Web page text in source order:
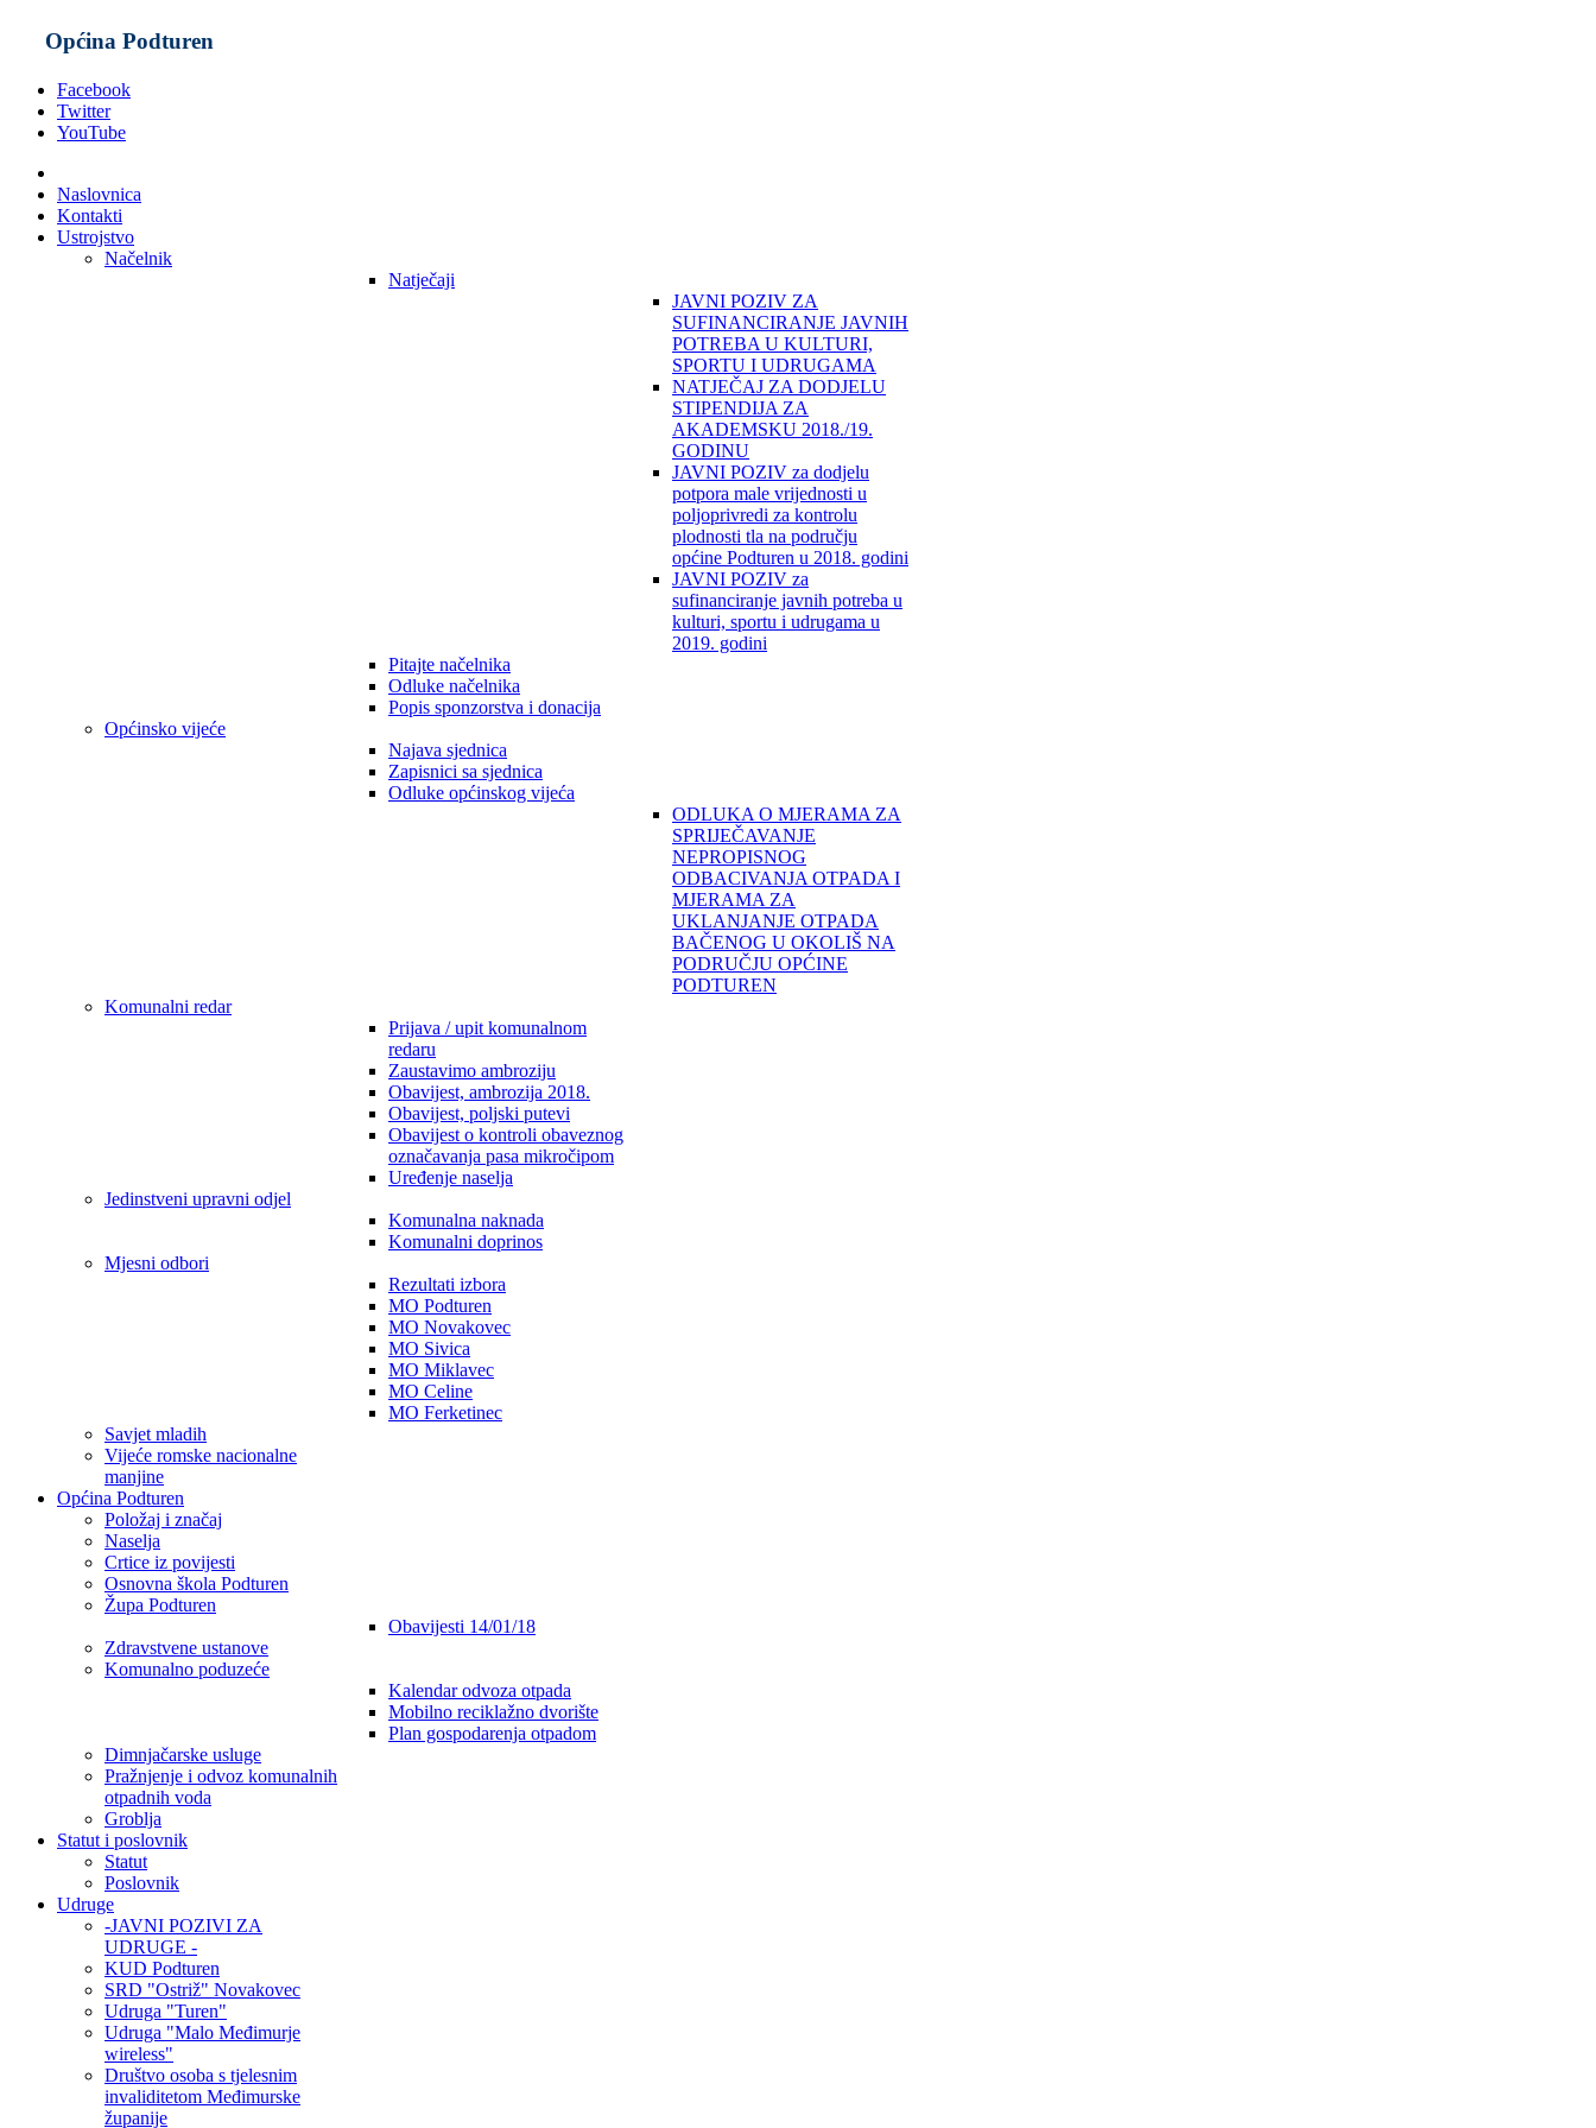
Općina Podturen
Facebook
Twitter
YouTube
Naslovnica
Kontakti
Ustrojstvo
Načelnik
Natječaji
JAVNI POZIV ZA
SUFINANCIRANJE JAVNIH
POTREBA U KULTURI,
SPORTU I UDRUGAMA
NATJEČAJ ZA DODJELU
STIPENDIJA ZA
AKADEMSKU 2018./19.
GODINU
JAVNI POZIV za dodjelu
potpora male vrijednosti u
poljoprivredi za kontrolu
plodnosti tla na području
općine Podturen u 2018. godini
JAVNI POZIV za
sufinanciranje javnih potreba u
kulturi, sportu i udrugama u
2019. godini
Pitajte načelnika
Odluke načelnika
Popis sponzorstva i donacija
Općinsko vijeće
Najava sjednica
Zapisnici sa sjednica
Odluke općinskog vijeća
ODLUKA O MJERAMA ZA
SPRIJEČAVANJE
NEPROPISNOG
ODBACIVANJA OTPADA I
MJERAMA ZA
UKLANJANJE OTPADA
BAČENOG U OKOLIŠ NA
PODRUČJU OPĆINE
PODTUREN
Komunalni redar
Prijava / upit komunalnom
redaru
Zaustavimo ambroziju
Obavijest, ambrozija 2018.
Obavijest, poljski putevi
Obavijest o kontroli obaveznog
označavanja pasa mikročipom
Uređenje naselja
Jedinstveni upravni odjel
Komunalna naknada
Komunalni doprinos
Mjesni odbori
Rezultati izbora
MO Podturen
MO Novakovec
MO Sivica
MO Miklavec
MO Celine
MO Ferketinec
Savjet mladih
Vijeće romske nacionalne
manjine
Općina Podturen
Položaj i značaj
Naselja
Crtice iz povijesti
Osnovna škola Podturen
Župa Podturen
Obavijesti 14/01/18
Zdravstvene ustanove
Komunalno poduzeće
Kalendar odvoza otpada
Mobilno reciklažno dvorište
Plan gospodarenja otpadom
Dimnjačarske usluge
Pražnjenje i odvoz komunalnih
otpadnih voda
Groblja
Statut i poslovnik
Statut
Poslovnik
Udruge
-JAVNI POZIVI ZA
UDRUGE -
KUD Podturen
SRD "Ostriž" Novakovec
Udruga "Turen"
Udruga "Malo Međimurje
wireless"
Društvo osoba s tjelesnim
invaliditetom Međimurske
županije